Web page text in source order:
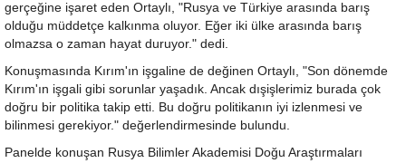
gerçeğine işaret eden Ortaylı, "Rusya ve Türkiye arasında barış
olduğu müddetçe kalkınma oluyor. Eğer iki ülke arasında barış
olmazsa o zaman hayat duruyor." dedi.
Konuşmasında Kırım'ın işgaline de değinen Ortaylı, "Son dönemde
Kırım'ın işgali gibi sorunlar yaşadık. Ancak dışişlerimiz burada çok
doğru bir politika takip etti. Bu doğru politikanın iyi izlenmesi ve
bilinmesi gerekiyor." değerlendirmesinde bulundu.
Panelde konuşan Rusya Bilimler Akademisi Doğu Araştırmaları